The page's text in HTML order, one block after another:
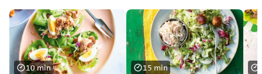
10 min 15 min